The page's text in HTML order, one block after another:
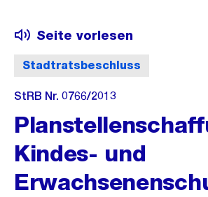
Stadtratsbeschluss
Seite vorlesen
StRB Nr. 0766/2013
Kindes- und